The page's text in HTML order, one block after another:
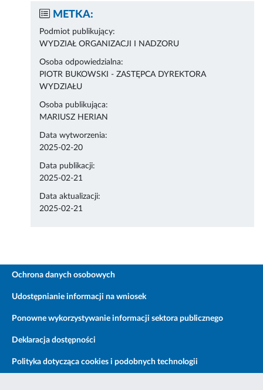
METKA:
Podmiot publikujący:
WYDZIAŁ ORGANIZACJI I NADZORU
Osoba odpowiedzialna:
PIOTR BUKOWSKI - ZASTĘPCA DYREKTORA
WYDZIAŁU
Osoba publikująca:
MARIUSZ HERIAN
Data wytworzenia:
2025-02-20
Data publikacji:
2025-02-21
Data aktualizacji:
2025-02-21
Ochrona danych osobowych
Udostępnianie informacji na wniosek
Ponowne wykorzystywanie informacji sektora publicznego
Deklaracja dostępności
Polityka dotycząca cookies i podobnych technologii